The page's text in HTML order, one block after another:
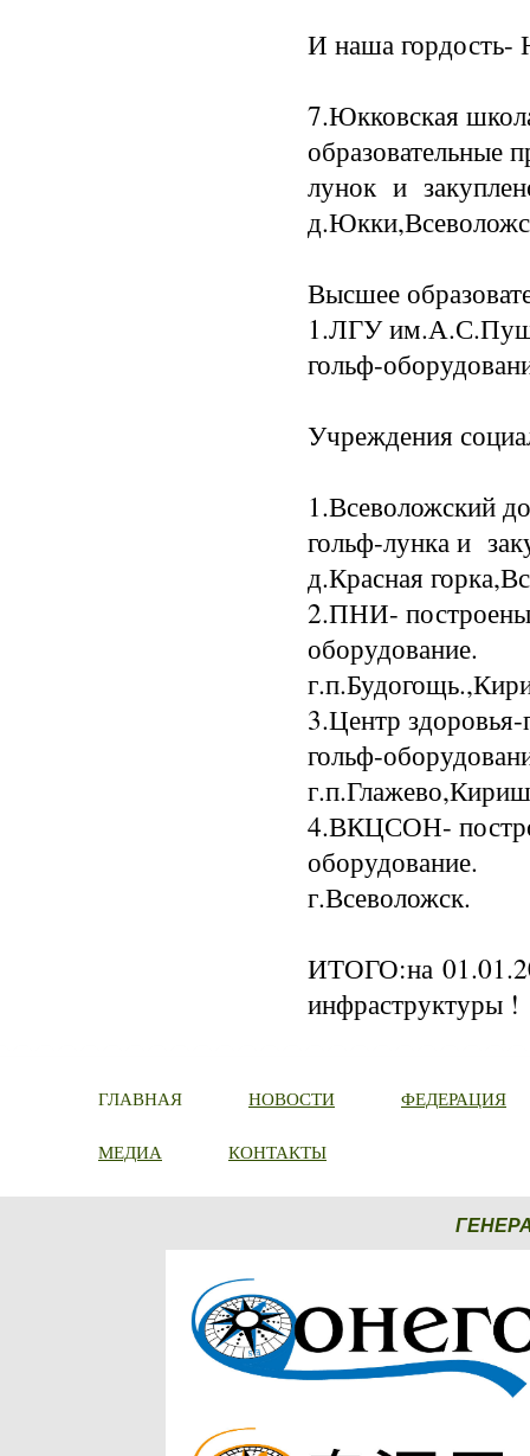
И наша гордость-
7.Юкковская
образовательные
лунок и
Высшее
1.ЛГУ
гольф-
Учреждения
1.Всеволожский
гольф-лунка и
д.Красная
2.ПНИ- построены
оборудование.
3.Центр
гольф-
4.ВКЦСОН-
оборудование.
г.Всеволожск.
ИТОГО:на
инфраструктуры !
ГЛАВНАЯ НОВОСТИ ФЕДЕРАЦИЯ
МЕДИА КОНТАКТЫ